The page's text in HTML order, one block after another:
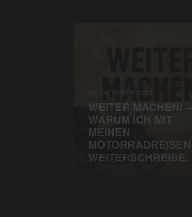
13. OKTOBER 2025
WEITER MACHEN! –
WARUM ICH MIT
MEINEN
MOTORRADREISEN
WEITERSCHREIBE.